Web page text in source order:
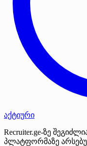
აქტიური
Recruiter.ge-ზე
პლატფორმაზე